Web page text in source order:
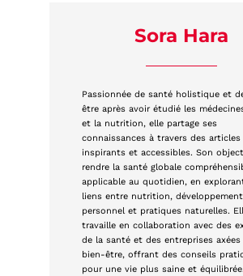
Sora Hara
Passionnée de santé holistique et
être après avoir étudié les
et la nutrition, elle partage ses
connaissances à travers des articles
inspirants et accessibles. Son
rendre la santé globale
applicable au quotidien, en
liens entre nutrition, développement
personnel et pratiques naturelles.
travaille en collaboration avec des
de la santé et des entreprises
bien-être, offrant des conseils
pour une vie plus saine et équilibrée.